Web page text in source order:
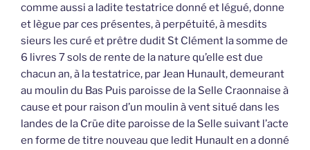
comme aussi a ladite testatrice donné et légué, donne
et lègue par ces présentes, à perpétuité, à mesdits
sieurs les curé et prêtre dudit St Clément la somme de
6 livres 7 sols de rente de la nature qu’elle est due
chacun an, à la testatrice, par Jean Hunault, demeurant
au moulin du Bas Puis paroisse de la Selle Craonnaise à
cause et pour raison d’un moulin à vent situé dans les
landes de la Crüe dite paroisse de la Selle suivant l’acte
en forme de titre nouveau que ledit Hunault en a donné